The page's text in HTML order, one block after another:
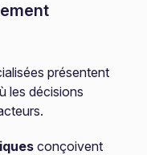
présentent
les décisions
conçoivent